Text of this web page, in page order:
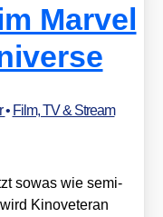
Marvel
• Film, TV & Stream
sowas wie semi-
Kino­ve­te­ran